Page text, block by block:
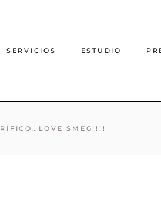
SERVICIOS
Proyecto de decoración
ESTUDIO
SMEG!!!!